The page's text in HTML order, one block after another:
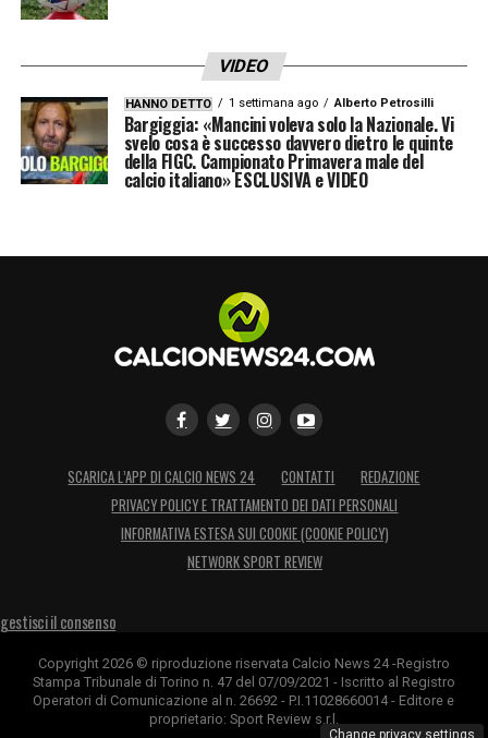
VIDEO
HANNO DETTO 1 settimana ago Alberto Petrosilli
Bargiggia: «Mancini voleva solo la Nazionale. Vi
svelo cosa è successo davvero dietro le quinte
della FIGC. Campionato Primavera male del
calcio italiano» ESCLUSIVA e VIDEO
SCARICA L’APP DI CALCIO NEWS 24 CONTATTI
REDAZIONE
PRIVACY POLICY E TRATTAMENTO DEI DATI PERSONALI
INFORMATIVA ESTESA SUI COOKIE (COOKIE POLICY)
NETWORK SPORT REVIEW
gestisci il consenso
Copyright 2026 © riproduzione riservata Calcio News 24 -Registro
Stampa Tribunale di Torino n. 47 del 07/09/2021 - Iscritto al Registro
Operatori di Comunicazione al n. 26692 - P.I.11028660014 - Editore e
proprietario: Sport Review s.r.l.
Change privacy settings